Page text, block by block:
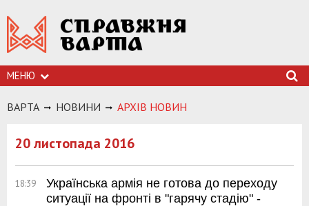
МЕНЮ
ВАРТА НОВИНИ АРХIВ НОВИН
20 листопада 2016
18:39
Українська армія не готова до переходу
ситуації на фронті в "гарячу стадію" -